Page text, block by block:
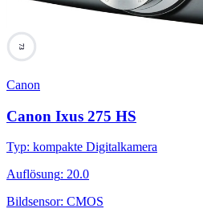
73
Canon
Canon Ixus 275 HS
Typ: kompakte Digitalkamera
Auflösung: 20.0
Bildsensor: CMOS